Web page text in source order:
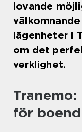
lovande
lägenheter i
om det
verklighet.
för